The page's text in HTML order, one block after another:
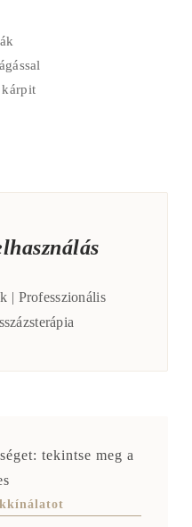
kárpit
| Professzionális
tekintse meg a